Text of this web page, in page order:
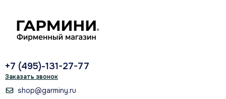
+7 (495)-131-27-77
Заказать звонок
shop@garminy.ru